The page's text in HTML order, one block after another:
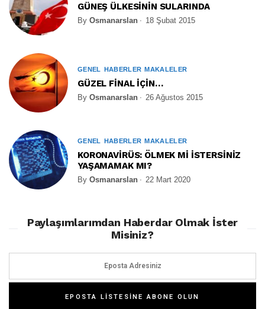
GÜNEŞ ÜLKESİNİN SULARINDA
By Osmanarslan 18 Şubat 2015
GENEL HABERLER MAKALELER
GÜZEL FİNAL İÇİN…
By Osmanarslan 26 Ağustos 2015
GENEL HABERLER MAKALELER
KORONAVİRÜS: ÖLMEK Mİ İSTERSİNİZ
YAŞAMAMAK MI?
By Osmanarslan 22 Mart 2020
Paylaşımlarımdan Haberdar Olmak İster
Misiniz?